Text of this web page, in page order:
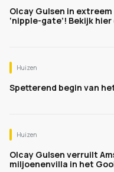
Olcay Gulsen in
‘nipple-gate’! Bekijk hier
Huizen
Spetterend begin van
Huizen
Olcay Gulsen verruilt
miljoenenvilla in het